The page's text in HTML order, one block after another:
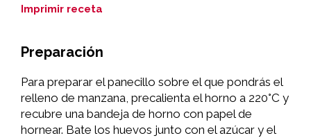
Imprimir receta
Preparación
Para preparar el panecillo sobre el que pondrás el
relleno de manzana, precalienta el horno a 220°C y
recubre una bandeja de horno con papel de
hornear. Bate los huevos junto con el azúcar y el